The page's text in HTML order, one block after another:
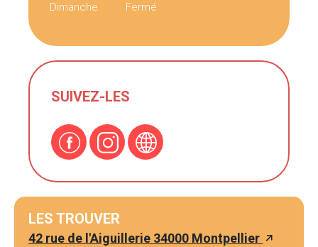
Dimanche
Fermé
SUIVEZ-LES
LES TROUVER
42 rue de l'Aiguillerie 34000 Montpellier